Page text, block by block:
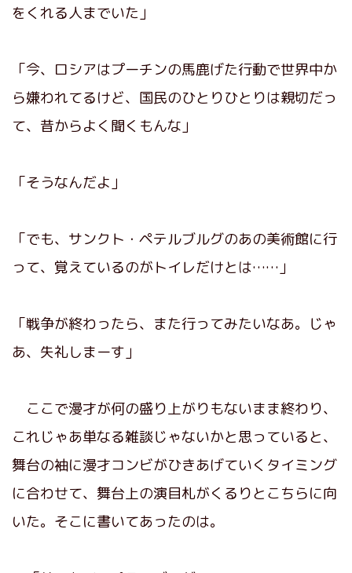
をくれる人までいた」
「今、ロシアはプーチンの馬鹿げた行動で世界中か
ら嫌われてるけど、国民のひとりひとりは親切だっ
て、昔からよく聞くもんな」
「そうなんだよ」
「でも、サンクト・ペテルブルグのあの美術館に行
って、覚えているのがトイレだけとは……」
「戦争が終わったら、また行ってみたいなあ。じゃ
あ、失礼しまーす」
ここで漫才が何の盛り上がりもないまま終わり、
これじゃあ単なる雑談じゃないかと思っていると、
舞台の袖に漫才コンビがひきあげていくタイミング
に合わせて、舞台上の演目札がくるりとこちらに向
いた。そこに書いてあったのは。